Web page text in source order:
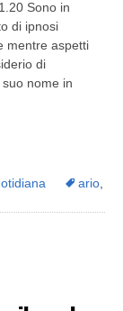
Sono in
di ipnosi
mentre aspetti
di
nome in
ario,